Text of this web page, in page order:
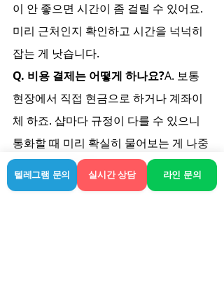
이 안 좋으면 시간이 좀 걸릴 수 있어요.
미리 근처인지 확인하고 시간을 넉넉히
잡는 게 낫습니다.
Q. 비용 결제는 어떻게 하나요?A. 보통
현장에서 직접 현금으로 하거나 계좌이
체 하죠. 샵마다 규정이 다를 수 있으니
통화할 때 미리 확실히 물어보는 게 나중
에 말 안 나옵니다.
텔레그램 문의 실시간 상담 라인 문의